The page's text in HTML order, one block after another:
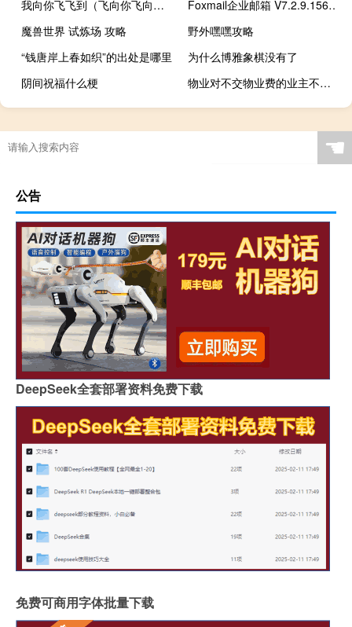
我向你飞飞到（飞向你飞向我-叶灵演唱的歌曲简介）
Foxmail企业邮箱 V7.2.9.156 官方最新版（Foxmail企业邮箱 V7.2.9.156 官方最新版功能简介）
魔兽世界 试炼场 攻略
野外嘿嘿攻略
“钱唐岸上春如织”的出处是哪里
为什么博雅象棋没有了
阴间祝福什么梗
物业对不交物业费的业主不提供服务可以吗
☚
公告
DeepSeek全套部署资料免费下载
免费可商用字体批量下载